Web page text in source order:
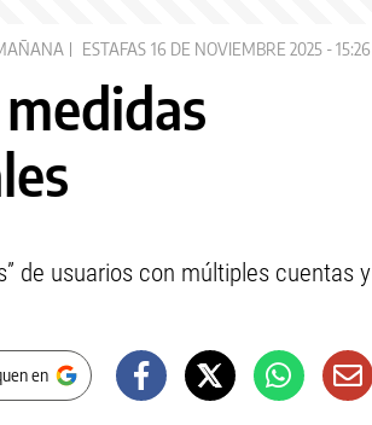
ESTAFAS 16 DE NOVIEMBRE 2025 - 15:26
de usuarios con múltiples cuentas y
en